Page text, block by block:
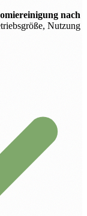
nach
Nutzung